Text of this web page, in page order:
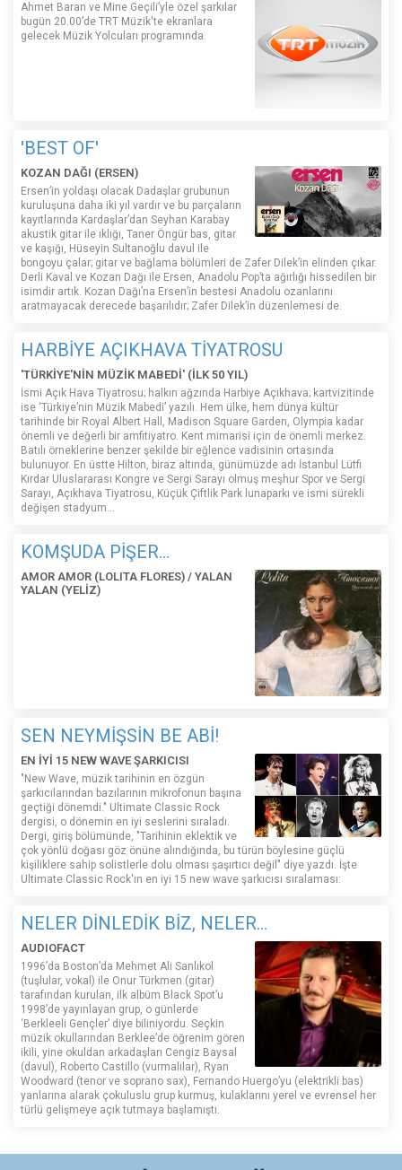
Ahmet Baran ve Mine Geçili’yle özel şarkılar
bugün 20.00’de TRT Müzik'te ekranlara
gelecek Müzik Yolcuları programında.
'BEST OF'
KOZAN DAĞI (ERSEN)
Ersen’in yoldaşı olacak Dadaşlar grubunun
kuruluşuna daha iki yıl vardır ve bu parçaların
kayıtlarında Kardaşlar’dan Seyhan Karabay
akustik gitar ile ıklığı, Taner Öngür bas, gitar
ve kaşığı, Hüseyin Sultanoğlu davul ile
bongoyu çalar; gitar ve bağlama bölümleri de Zafer Dilek’in elinden çıkar.
Derli Kaval ve Kozan Dağı ile Ersen, Anadolu Pop’ta ağırlığı hissedilen bir
isimdir artık. Kozan Dağı’na Ersen’in bestesi Anadolu ozanlarını
aratmayacak derecede başarılıdır; Zafer Dilek’in düzenlemesi de.
HARBİYE AÇIKHAVA TİYATROSU
'TÜRKİYE'NİN MÜZİK MABEDİ' (İLK 50 YIL)
İsmi Açık Hava Tiyatrosu; halkın ağzında Harbiye Açıkhava; kartvizitinde
ise ‘Türkiye’nin Müzik Mabedi’ yazılı. Hem ülke, hem dünya kültür
tarihinde bir Royal Albert Hall, Madison Square Garden, Olympia kadar
önemli ve değerli bir amfitiyatro. Kent mimarisi için de önemli merkez.
Batılı örneklerine benzer şekilde bir eğlence vadisinin ortasında
bulunuyor. En üstte Hilton, biraz altında, günümüzde adı İstanbul Lütfi
Kırdar Uluslararası Kongre ve Sergi Sarayı olmuş meşhur Spor ve Sergi
Sarayı, Açıkhava Tiyatrosu, Küçük Çiftlik Park lunaparkı ve ismi sürekli
değişen stadyum…
KOMŞUDA PİŞER...
AMOR AMOR (LOLITA FLORES) / YALAN
YALAN (YELİZ)
SEN NEYMİŞSİN BE ABİ!
EN İYİ 15 NEW WAVE ŞARKICISI
"New Wave, müzik tarihinin en özgün
şarkıcılarından bazılarının mikrofonun başına
geçtiği dönemdi." Ultimate Classic Rock
dergisi, o dönemin en iyi seslerini sıraladı.
Dergi, giriş bölümünde, "Tarihinin eklektik ve
çok yönlü doğası göz önüne alındığında, bu türün böylesine güçlü
kişiliklere sahip solistlerle dolu olması şaşırtıcı değil" diye yazdı. İşte
Ultimate Classic Rock'ın en iyi 15 new wave şarkıcısı sıralaması:
NELER DİNLEDİK BİZ, NELER...
AUDIOFACT
1996’da Boston’da Mehmet Ali Sanlıkol
(tuşlular, vokal) ile Onur Türkmen (gitar)
tarafından kurulan, ilk albüm Black Spot’u
1998’de yayınlayan grup, o günlerde
‘Berkleeli Gençler’ diye biliniyordu. Seçkin
müzik okullarından Berklee’de öğrenim gören
ikili, yine okuldan arkadaşları Cengiz Baysal
(davul), Roberto Castillo (vurmalılar), Ryan
Woodward (tenor ve soprano sax), Fernando Huergo’yu (elektrikli bas)
yanlarına alarak çokuluslu grup kurmuş, kulaklarını yerel ve evrensel her
türlü gelişmeye açık tutmaya başlamıştı.